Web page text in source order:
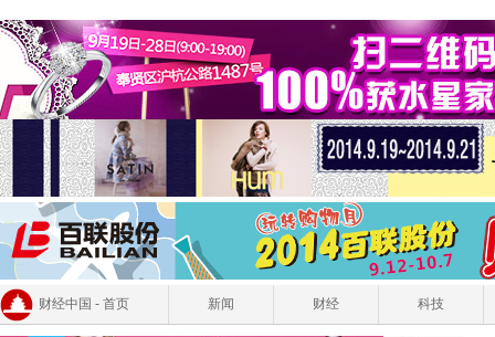
财经中国 - 首页 新闻 财经 科技